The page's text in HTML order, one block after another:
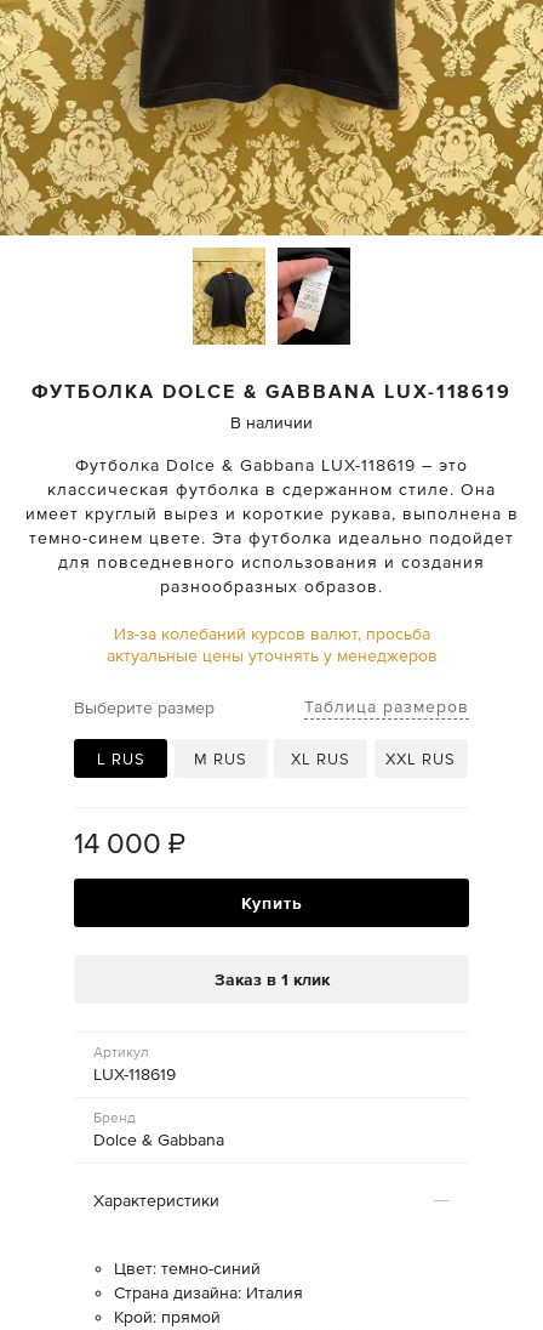
ФУТБОЛКА DOLCE & GABBANA LUX-118619
В наличии
Футболка Dolce & Gabbana LUX-118619 – это
классическая футболка в сдержанном стиле. Она
имеет круглый вырез и короткие рукава, выполнена в
темно-синем цвете. Эта футболка идеально подойдет
для повседневного использования и создания
разнообразных образов.
Из-за колебаний курсов валют, просьба
актуальные цены уточнять у менеджеров
Выберите размер Таблица размеров
L RUS M RUS XL RUS XXL RUS
14 000 ₽
Купить
Заказ в 1 клик
Артикул
LUX-118619
Бренд
Dolce & Gabbana
Характеристики
Цвет: темно-синий
Страна дизайна: Италия
Крой: прямой